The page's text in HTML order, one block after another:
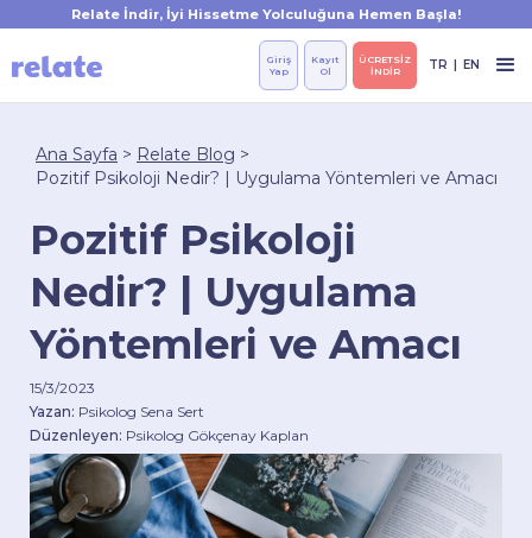
Relate İndir, İyi Hissetme Yolculuğuna Hemen Başla!
Giriş
Yap
Kayıt
Ol
ÜCRETSİZ
İNDİR
TR | EN
Ana Sayfa > Relate Blog >
Pozitif Psikoloji Nedir? | Uygulama Yöntemleri ve Amacı
Pozitif Psikoloji
Nedir? | Uygulama
Yöntemleri ve Amacı
15/3/2023
Yazan: Psikolog Sena Sert
Düzenleyen: Psikolog Gökçenay Kaplan